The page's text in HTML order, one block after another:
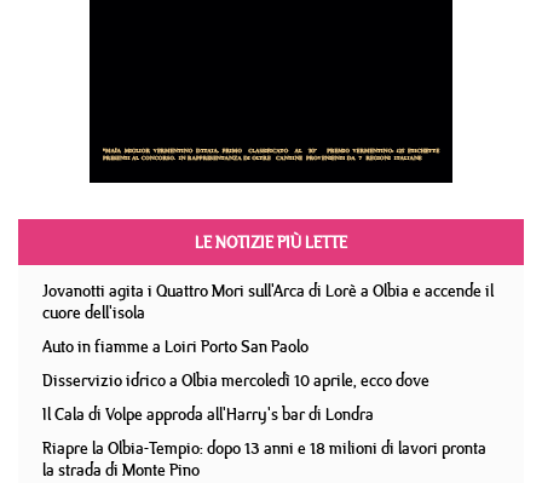
LE NOTIZIE PIÙ LETTE
Jovanotti agita i Quattro Mori sull'Arca di Lorè a Olbia e accende il
cuore dell'isola
Auto in fiamme a Loiri Porto San Paolo
Disservizio idrico a Olbia mercoledì 10 aprile, ecco dove
Il Cala di Volpe approda all'Harry's bar di Londra
Riapre la Olbia-Tempio: dopo 13 anni e 18 milioni di lavori pronta
la strada di Monte Pino